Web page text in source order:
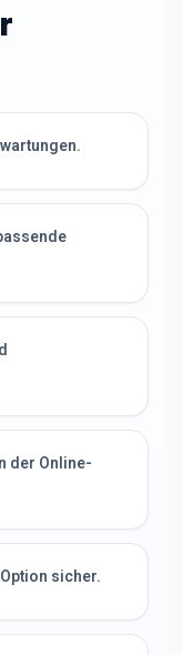
der Online-
sicher.